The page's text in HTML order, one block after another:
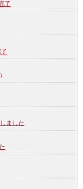
了
ました